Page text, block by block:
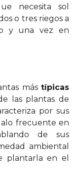
necesita sol
o tres riegos a
y una vez en
más típicas
las plantas de
por sus
frecuente en
de sus
ambiental
plantarla en el